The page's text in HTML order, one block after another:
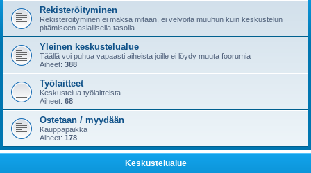
Rekisteröityminen
Rekisteröityminen ei maksa mitään, ei velvoita muuhun kuin keskustelun
pitämiseen asiallisella tasolla.
Yleinen keskustelualue
Täällä voi puhua vapaasti aiheista joille ei löydy muuta foorumia
Aiheet: 388
Työlaitteet
Keskustelua työlaitteista
Aiheet: 68
Ostetaan / myydään
Kauppapaikka
Aiheet: 178
Keskustelualue